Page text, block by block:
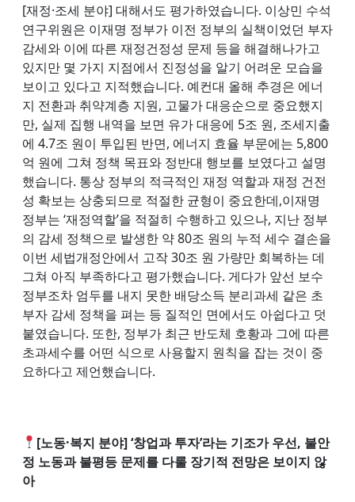
[재정·조세 분야] 대해서도 평가하였습니다. 이상민 수석
연구위원은 이재명 정부가 이전 정부의 실책이었던 부자
감세와 이에 따른 재정건정성 문제 등을 해결해나가고
있지만 몇 가지 지점에서 진정성을 알기 어려운 모습을
보이고 있다고 지적했습니다. 예컨대 올해 추경은 에너
지 전환과 취약계층 지원, 고물가 대응순으로 중요했지
만, 실제 집행 내역을 보면 유가 대응에 5조 원, 조세지출
에 4.7조 원이 투입된 반면, 에너지 효율 부문에는 5,800
억 원에 그쳐 정책 목표와 정반대 행보를 보였다고 설명
했습니다. 통상 정부의 적극적인 재정 역할과 재정 건전
성 확보는 상충되므로 적절한 균형이 중요한데,이재명
정부는 ‘재정역할’을 적절히 수행하고 있으나, 지난 정부
의 감세 정책으로 발생한 약 80조 원의 누적 세수 결손을
이번 세법개정안에서 고작 30조 원 가량만 회복하는 데
그쳐 아직 부족하다고 평가했습니다. 게다가 앞선 보수
정부조차 엄두를 내지 못한 배당소득 분리과세 같은 초
부자 감세 정책을 펴는 등 질적인 면에서도 아쉽다고 덧
붙였습니다. 또한, 정부가 최근 반도체 호황과 그에 따른
초과세수를 어떤 식으로 사용할지 원칙을 잡는 것이 중
요하다고 제언했습니다.
[노동·복지 분야] ‘창업과 투자’라는 기조가 우선, 불안
정 노동과 불평등 문제를 다룰 장기적 전망은 보이지 않
아